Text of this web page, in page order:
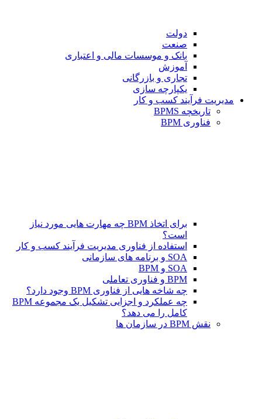
دولت
صنعت
بانک و موسسات مالی و اعتباری
آموزش
تجاری و بازرگانی
یکپارچه سازی
مدیریت فرآیند کسب و کار
تاریخچه BPMS
فناوری BPM
برای اتخاذ BPM چه مهارت هایی مورد نیاز
است؟
استفاده از فناوری مدیریت فرآیند کسب و کار
SOA و برنامه های سازمانی
SOA و BPM
BPM و فناوری تعاملی
چه شاخه هایی از فناوری BPM وجود دارد؟
چه عملکرد و اجزایی تشکیل یک مجموعه BPM
کامل را می دهد؟
نقش BPM در سازمان ها